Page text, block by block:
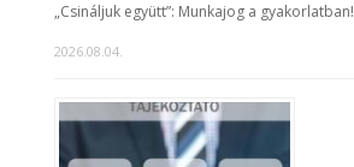
„Csináljuk együtt”: Munkajog a gyakorlatban!
2026.08.04.